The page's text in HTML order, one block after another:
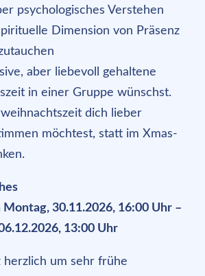
psychologisches Verstehen
Dimension von Präsenz
aber liebevoll gehaltene
in einer Gruppe wünschst.
dich lieber
möchtest, statt im Xmas-
Montag, 30.11.2026, 16:00 Uhr –
13:00 Uhr
herzlich um sehr frühe